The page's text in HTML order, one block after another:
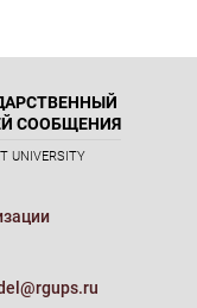
СООБЩЕНИЯ
UNIVERSITY